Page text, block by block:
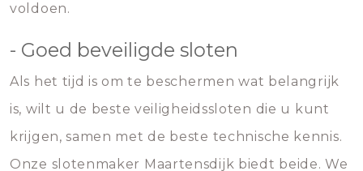
voldoen.
- Goed beveiligde sloten
Als het tijd is om te beschermen wat belangrijk
is, wilt u de beste veiligheidssloten die u kunt
krijgen, samen met de beste technische kennis.
Onze slotenmaker Maartensdijk biedt beide. We